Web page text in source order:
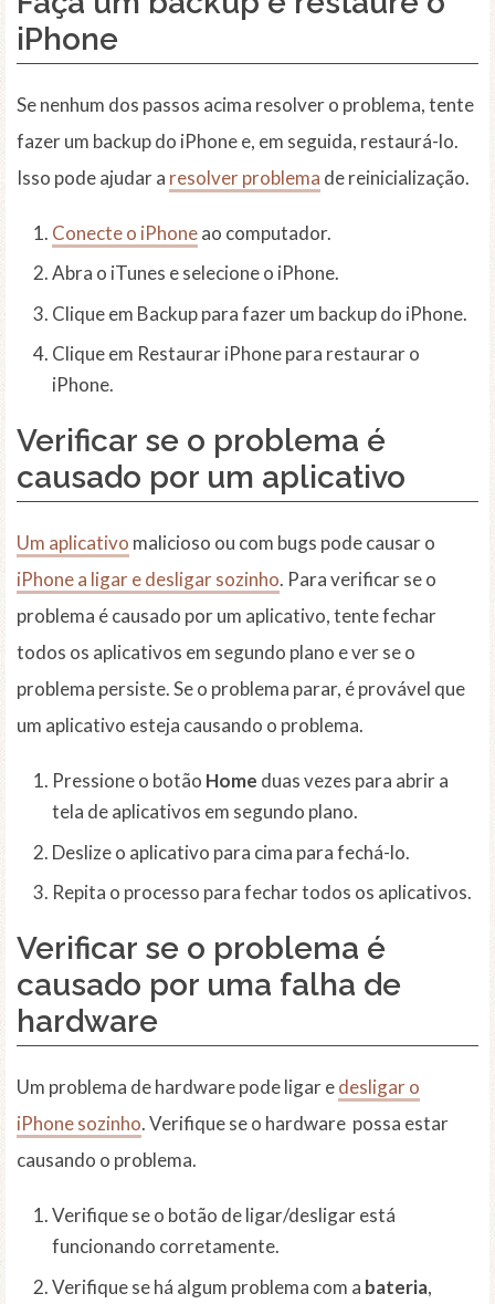
iPhone
Se nenhum dos passos acima resolver o problema, tente
fazer um backup do iPhone e, em seguida, restaurá-lo.
Isso pode ajudar a resolver problema de reinicialização.
Conecte o iPhoneao computador.
Abra o iTunes e selecione o iPhone.
Clique em Backup para fazer um backup do iPhone.
Clique em Restaurar iPhone para restaurar o
iPhone.
Verificar se o problema é
causado por um aplicativo
Um aplicativo malicioso ou com bugs pode causar o
iPhone a ligar e desligar sozinho. Para verificar se o
problema é causado por um aplicativo, tente fechar
todos os aplicativos em segundo plano e ver se o
problema persiste. Se o problema parar, é provável que
um aplicativo esteja causando o problema.
Pressione o botão Home duas vezes para abrir a
tela de aplicativos em segundo plano.
Deslize o aplicativo para cima para fechá-lo.
Repita o processo para fechar todos os aplicativos.
Verificar se o problema é
causado por uma falha de
hardware
Um problema de hardware pode ligar edesligar o
iPhone sozinho. Verifique se o hardware possa estar
causando o problema.
Verifique se o botão de ligar/desligar está
funcionando corretamente.
Verifique se há algum problema com a bateria,